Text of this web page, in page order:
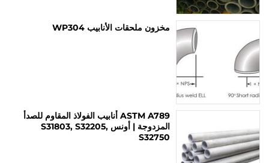
مخزون ملحقات الأنابيب WP304
ASTM A789 أنابيب الفولاذ المقاوم للصدأ
المزدوجة | أونس S31803, S32205,
S32750